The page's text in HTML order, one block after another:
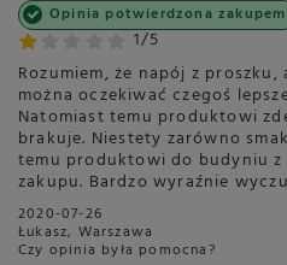
1/5
Opinia potwierdzona zakupem
Rozumiem, że napój z
można oczekiwać czegoś
Natomiast temu produktowi
brakuje. Niestety zarówno
temu produktowi do budyniu
zakupu. Bardzo wyraźnie
2020-07-26
Łukasz, Warszawa
Czy opinia była pomocna?